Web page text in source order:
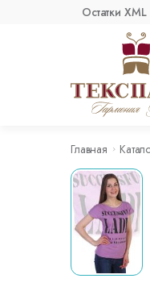
Остатки XML
Главная